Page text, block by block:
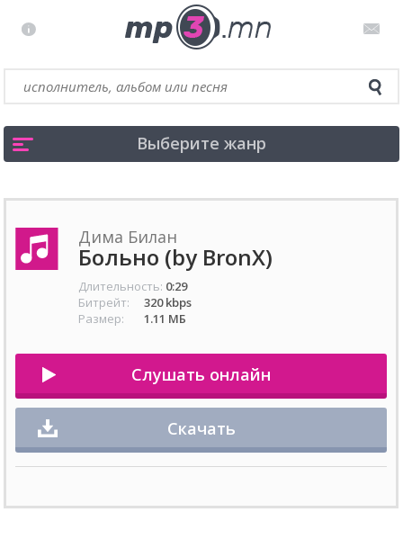
Выберите жанр
Дима Билан
Больно (by BronX)
Длительность: 0:29
Битрейт:
320 kbps
Размер:
1.11 МБ
Слушать онлайн
Скачать